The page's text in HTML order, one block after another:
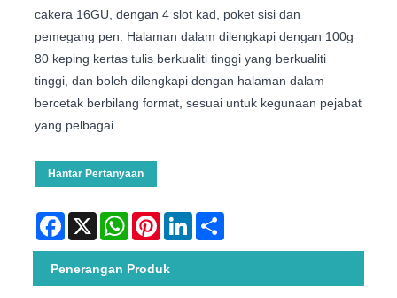
cakera 16GU, dengan 4 slot kad, poket sisi dan
pemegang pen. Halaman dalam dilengkapi dengan 100g
80 keping kertas tulis berkualiti tinggi yang berkualiti
tinggi, dan boleh dilengkapi dengan halaman dalam
bercetak berbilang format, sesuai untuk kegunaan pejabat
yang pelbagai.
Hantar Pertanyaan
Facebook
X WhatsAppPinterestLinkedIn
Penerangan Produk